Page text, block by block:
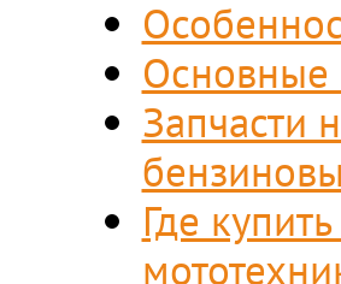
Основные
Запчасти
Где